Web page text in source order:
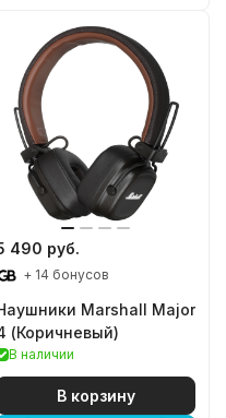
490 руб.
+ 14 бонусов
Marshall Major
(Коричневый)
В наличии
В корзину